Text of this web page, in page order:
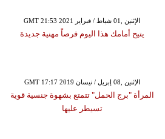
GMT 21:53 2021 الإثنين ,01 شباط / فبراير
يتيح أمامك هذا اليوم فرصاً مهنية جديدة
GMT 17:17 2019 الإثنين ,08 إبريل / نيسان
المرأة "برج الحمل" تتمتع بشهوة جنسية قوية
تسيطر عليها